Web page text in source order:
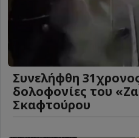
Συνελήφθη
δολοφονίες του
Σκαφτούρου